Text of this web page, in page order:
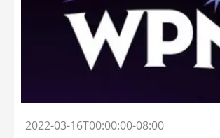
2022-03-16T00:00:00-08:00